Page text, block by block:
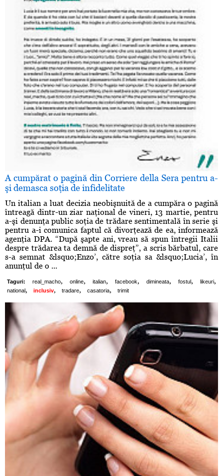
A cumpărat o pagină din Corriere della Sera pentru a-
şi demasca soţia de infidelitate
Un italian a luat decizia neobişnuită de a cumpăra o pagină
întreagă dintr-un ziar naţional de vineri, 13 martie, pentru
a-şi denunţa public soţia de trădare sentimentală în serie şi
pentru a-i comunica faptul că divorţează de ea, informează
agenţia DPA. “După şapte ani, vreau să spun întregii Italii
despre trădarea ta demnă de dispreţ”, a scris bărbatul, care
s-a semnat &lsquo;Enzo’, către soţia sa &lsquo;Lucia’, în
anunţul de o ...
Taguri: real_macho, online, italian, facebook, dimineata, fostul, likeuri,
national, inclusiv, tradare, casatoria, trimit